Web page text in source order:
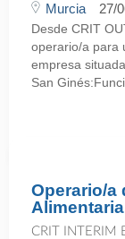
Murcia 27/
Desde CRIT
operario/a para
empresa
San
Operario/a
CRIT INTERIM